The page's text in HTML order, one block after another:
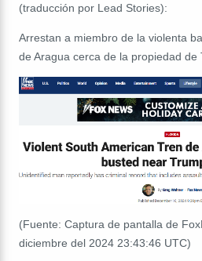
(traducción por Lead Stories):
Arrestan a miembro de la violenta
de Aragua cerca de la propiedad de
(Fuente: Captura de pantalla de
diciembre del 2024 23:43:46 UTC)